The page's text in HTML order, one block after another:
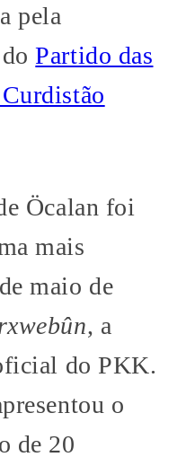
pela
doPartido das
Öcalan foi
mais
maio de
, a
do PKK.
o
de 20